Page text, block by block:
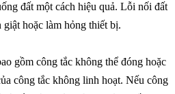
đất một cách hiệu quả. Lỗi nối đất
giật hoặc làm hỏng thiết bị.
gồm công tắc không thể đóng hoặc
công tắc không linh hoạt. Nếu công